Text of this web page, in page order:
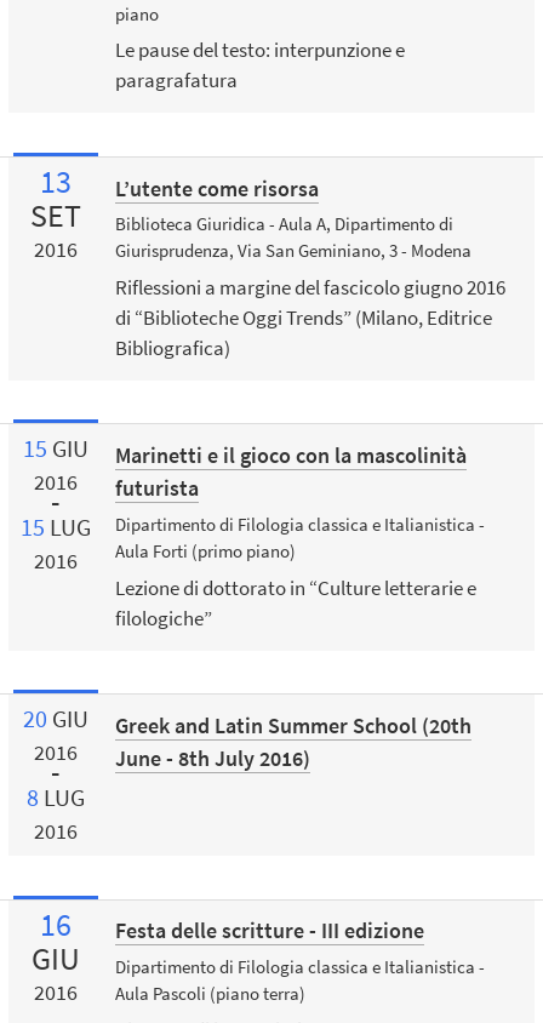
piano
Le pause del testo: interpunzione e
paragrafatura
13
SET
2016
L’utente come risorsa
Biblioteca Giuridica - Aula A, Dipartimento di
Giurisprudenza, Via San Geminiano, 3 - Modena
Riflessioni a margine del fascicolo giugno 2016
di “Biblioteche Oggi Trends” (Milano, Editrice
Bibliografica)
15 GIU
2016
15 LUG
2016
Marinetti e il gioco con la mascolinità
futurista
Dipartimento di Filologia classica e Italianistica -
Aula Forti (primo piano)
Lezione di dottorato in “Culture letterarie e
filologiche”
20 GIU
2016
8 LUG
2016
Greek and Latin Summer School (20th
June - 8th July 2016)
16
GIU
2016
Festa delle scritture - III edizione
Dipartimento di Filologia classica e Italianistica -
Aula Pascoli (piano terra)